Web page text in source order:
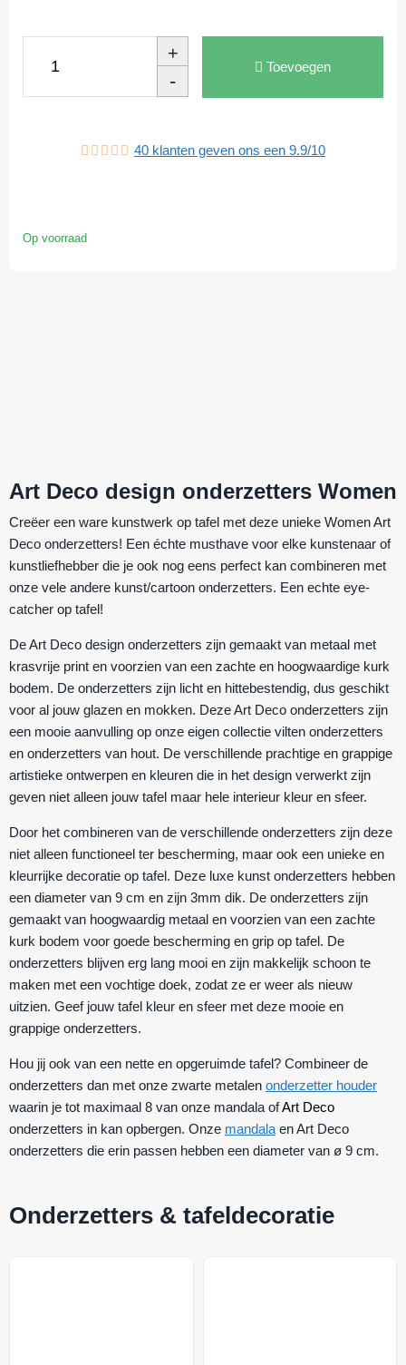
+
-
Toevoegen
40 klanten geven ons een 9.9/10
Op voorraad
Art Deco design onderzetters Women
Creëer een ware kunstwerk op tafel met deze unieke Women Art
Deco onderzetters! Een échte musthave voor elke kunstenaar of
kunstliefhebber die je ook nog eens perfect kan combineren met
onze vele andere kunst/cartoon onderzetters. Een echte eye-
catcher op tafel!
De Art Deco design onderzetters zijn gemaakt van metaal met
krasvrije print en voorzien van een zachte en hoogwaardige kurk
bodem. De onderzetters zijn licht en hittebestendig, dus geschikt
voor al jouw glazen en mokken. Deze Art Deco onderzetters zijn
een mooie aanvulling op onze eigen collectie vilten onderzetters
en onderzetters van hout. De verschillende prachtige en grappige
artistieke ontwerpen en kleuren die in het design verwerkt zijn
geven niet alleen jouw tafel maar hele interieur kleur en sfeer.
Door het combineren van de verschillende onderzetters zijn deze
niet alleen functioneel ter bescherming, maar ook een unieke en
kleurrijke decoratie op tafel. Deze luxe kunst onderzetters hebben
een diameter van 9 cm en zijn 3mm dik. De onderzetters zijn
gemaakt van hoogwaardig metaal en voorzien van een zachte
kurk bodem voor goede bescherming en grip op tafel. De
onderzetters blijven erg lang mooi en zijn makkelijk schoon te
maken met een vochtige doek, zodat ze er weer als nieuw
uitzien. Geef jouw tafel kleur en sfeer met deze mooie en
grappige onderzetters.
Hou jij ook van een nette en opgeruimde tafel? Combineer de
onderzetters dan met onze zwarte metalen onderzetter houder
waarin je tot maximaal 8 van onze mandala ofArt Deco
onderzetters in kan opbergen. Onze mandala en Art Deco
onderzetters die erin passen hebben een diameter van ø 9 cm.
Onderzetters & tafeldecoratie